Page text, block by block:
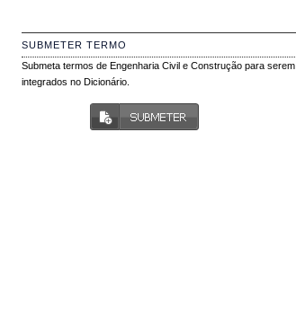
SUBMETER TERMO
Submeta termos de Engenharia Civil e Construção para serem
integrados no Dicionário.